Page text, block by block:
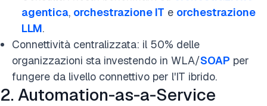
agentica, orchestrazione IT e orchestrazione
LLM.
Connettività centralizzata: il 50% delle
organizzazioni sta investendo in WLA/SOAP per
fungere da livello connettivo per l'IT ibrido.
2. Automation-as-a-Service